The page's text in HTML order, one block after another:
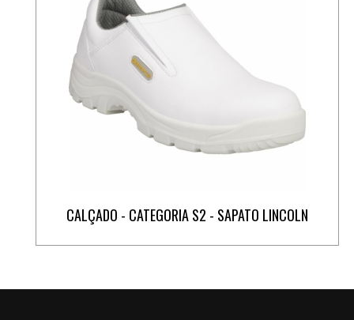
CALÇADO - CATEGORIA S2 - SAPATO LINCOLN